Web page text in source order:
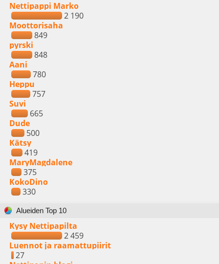
Nettipappi Marko
2 190
Moottorisaha
849
pyrski
848
Aani
780
Heppu
757
Suvi
665
Dude
500
Kätsy
419
MaryMagdalene
375
KokoDino
330
Alueiden Top 10
Kysy Nettipapilta
2 459
Luennot ja raamattupiirit
27